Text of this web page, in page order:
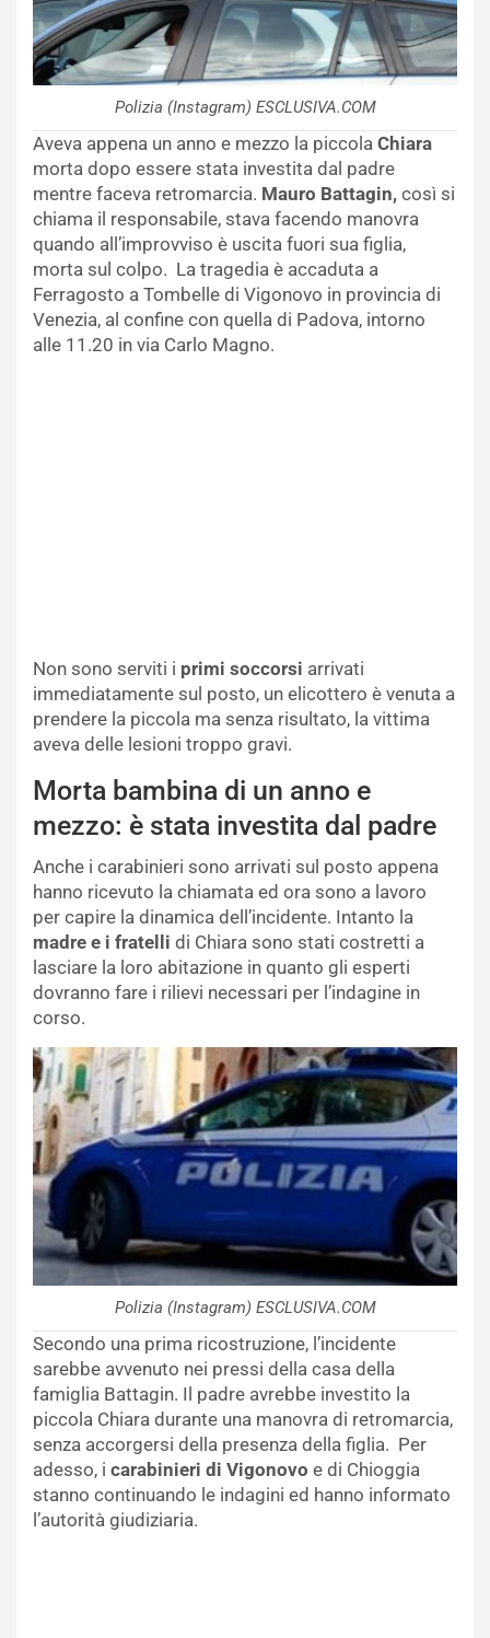
Polizia (Instagram) ESCLUSIVA.COM
Aveva appena un anno e mezzo la piccola Chiara
morta dopo essere stata investita dal padre
mentre faceva retromarcia. Mauro Battagin, così si
chiama il responsabile, stava facendo manovra
quando all’improvviso è uscita fuori sua figlia,
morta sul colpo. La tragedia è accaduta a
Ferragosto a Tombelle di Vigonovo in provincia di
Venezia, al confine con quella di Padova, intorno
alle 11.20 in via Carlo Magno.
Non sono serviti i primi soccorsi arrivati
immediatamente sul posto, un elicottero è venuta a
prendere la piccola ma senza risultato, la vittima
aveva delle lesioni troppo gravi.
Morta bambina di un anno e
mezzo: è stata investita dal padre
Anche i carabinieri sono arrivati sul posto appena
hanno ricevuto la chiamata ed ora sono a lavoro
per capire la dinamica dell’incidente. Intanto la
madre e i fratelli di Chiara sono stati costretti a
lasciare la loro abitazione in quanto gli esperti
dovranno fare i rilievi necessari per l’indagine in
corso.
Polizia (Instagram) ESCLUSIVA.COM
Secondo una prima ricostruzione, l’incidente
sarebbe avvenuto nei pressi della casa della
famiglia Battagin. Il padre avrebbe investito la
piccola Chiara durante una manovra di retromarcia,
senza accorgersi della presenza della figlia. Per
adesso, i carabinieri di Vigonovo e di Chioggia
stanno continuando le indagini ed hanno informato
l’autorità giudiziaria.